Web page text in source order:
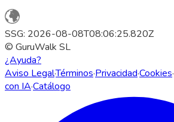
SSG: 2026-08-08T08:06:25.820Z
© GuruWalk SL
¿Ayuda?
Aviso Legal·Términos·Privacidad·Cookies·
con IA·Catálogo